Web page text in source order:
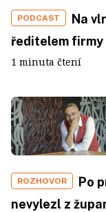
PODCAST
Na
ředitelem firmy
1 minuta čtení
ROZHOVOR
Po
nevylezl z